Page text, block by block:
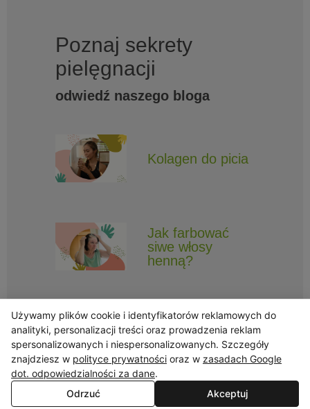
Poznaj sekrety
pielęgnacji
odwiedź naszego bloga
Kolagen do picia
Jak farbować
siwe włosy
henną?
Obserwuj Triny, by nie ominęły Cię najlepsze promocje i informacje
o nowościach.
Używamy plików cookie i identyfikatorów reklamowych do
analityki, personalizacji treści oraz prowadzenia reklam
spersonalizowanych i niespersonalizowanych. Szczegóły
znajdziesz w polityce prywatności oraz w zasadach Google
dot. odpowiedzialności za dane.
Odrzuć
Akceptuj